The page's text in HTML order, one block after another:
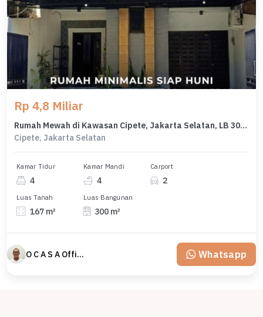
Rp 4,8 Miliar
Rumah Mewah di Kawasan Cipete, Jakarta Selatan, LB 300m², Harga 4,8 Miliar
Cipete, Jakarta Selatan
Kamar Tidur
4
Kamar Mandi
4
Carport
2
Luas Tanah
167 m²
Luas Bangunan
300 m²
O C A S A Official property perfected Whatsapp